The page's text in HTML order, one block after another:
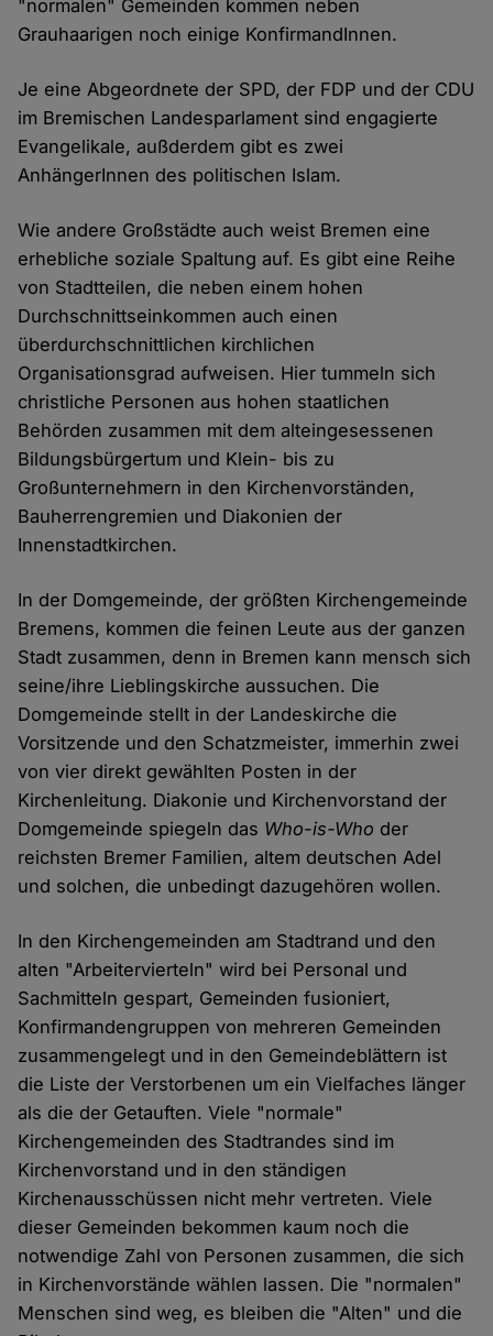
"normalen" Gemeinden kommen neben
Grauhaarigen noch einige KonfirmandInnen.
Je eine Abgeordnete der SPD, der FDP und der CDU
im Bremischen Landesparlament sind engagierte
Evangelikale, außderdem gibt es zwei
AnhängerInnen des politischen Islam.
Wie andere Großstädte auch weist Bremen eine
erhebliche soziale Spaltung auf. Es gibt eine Reihe
von Stadtteilen, die neben einem hohen
Durchschnittseinkommen auch einen
überdurchschnittlichen kirchlichen
Organisationsgrad aufweisen. Hier tummeln sich
christliche Personen aus hohen staatlichen
Behörden zusammen mit dem alteingesessenen
Bildungsbürgertum und Klein- bis zu
Großunternehmern in den Kirchenvorständen,
Bauherrengremien und Diakonien der
Innenstadtkirchen.
In der Domgemeinde, der größten Kirchengemeinde
Bremens, kommen die feinen Leute aus der ganzen
Stadt zusammen, denn in Bremen kann mensch sich
seine/ihre Lieblingskirche aussuchen. Die
Domgemeinde stellt in der Landeskirche die
Vorsitzende und den Schatzmeister, immerhin zwei
von vier direkt gewählten Posten in der
Kirchenleitung. Diakonie und Kirchenvorstand der
Domgemeinde spiegeln das Who-is-Who der
reichsten Bremer Familien, altem deutschen Adel
und solchen, die unbedingt dazugehören wollen.
In den Kirchengemeinden am Stadtrand und den
alten "Arbeitervierteln" wird bei Personal und
Sachmitteln gespart, Gemeinden fusioniert,
Konfirmandengruppen von mehreren Gemeinden
zusammengelegt und in den Gemeindeblättern ist
die Liste der Verstorbenen um ein Vielfaches länger
als die der Getauften. Viele "normale"
Kirchengemeinden des Stadtrandes sind im
Kirchenvorstand und in den ständigen
Kirchenausschüssen nicht mehr vertreten. Viele
dieser Gemeinden bekommen kaum noch die
notwendige Zahl von Personen zusammen, die sich
in Kirchenvorstände wählen lassen. Die "normalen"
Menschen sind weg, es bleiben die "Alten" und die